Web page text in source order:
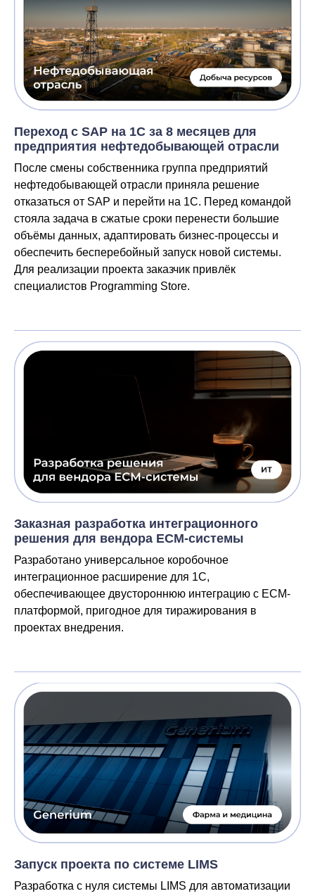
Переход с SAP на 1С за 8 месяцев для
предприятия нефтедобывающей отрасли
После смены собственника группа предприятий
нефтедобывающей отрасли приняла решение
отказаться от SAP и перейти на 1С. Перед командой
стояла задача в сжатые сроки перенести большие
объёмы данных, адаптировать бизнес-процессы и
обеспечить бесперебойный запуск новой системы.
Для реализации проекта заказчик привлёк
специалистов Programming Store.
Заказная разработка интеграционного
решения для вендора ECM-системы
Разработано универсальное коробочное
интеграционное расширение для 1С,
обеспечивающее двустороннюю интеграцию с ECM-
платформой, пригодное для тиражирования в
проектах внедрения.
Запуск проекта по системе LIMS
Разработка с нуля системы LIMS для автоматизации